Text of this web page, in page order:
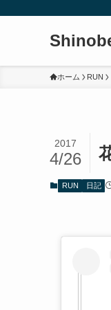
ホーム RUN
2017
4/26
RUN 日記